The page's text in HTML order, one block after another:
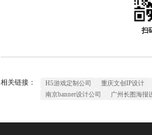
扫
相关链接： H5游戏定制公司
重庆文创IP设计
南京banner设计公司
广州长图海报